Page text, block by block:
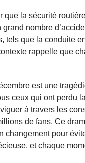
que la sécurité
grand nombre
tels que la conduite
rappelle que
est une
ceux qui ont perdu
à travers les
de fans. Ce
changement pour
et chaque